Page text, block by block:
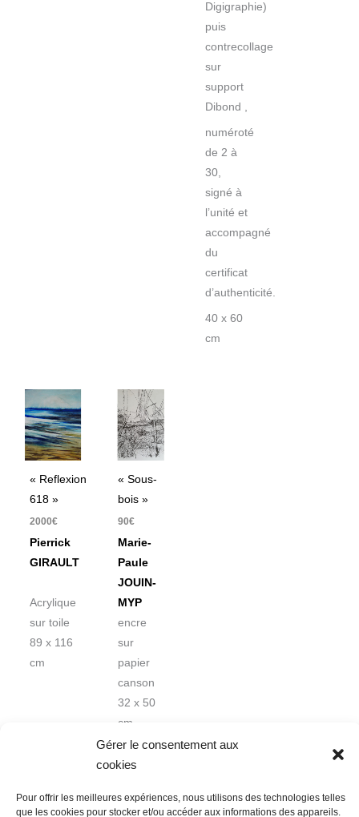
Gérer le consentement aux
cookies
Pour offrir les meilleures expériences, nous utilisons des technologies telles
que les cookies pour stocker et/ou accéder aux informations des appareils.
Digigraphie)
puis
contrecollage
sur
support
Dibond ,
numéroté
de 2 à
30,
signé à
l’unité et
accompagné
du
certificat
d’authenticité.
40 x 60
cm
« Reflexion
618 »
2000€
Pierrick
GIRAULT
Acrylique
sur toile
89 x 116
cm
« Sous-
bois »
90€
Marie-
Paule
JOUIN-
MYP
encre
sur
papier
canson
32 x 50
cm